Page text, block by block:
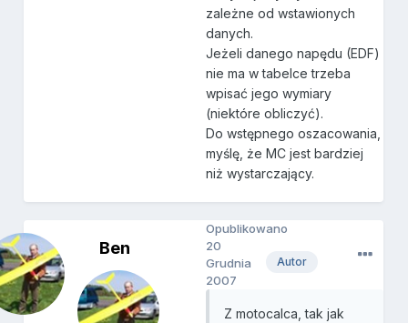
zależne od wstawionych
danych.
Jeżeli danego napędu (EDF)
nie ma w tabelce trzeba
wpisać jego wymiary
(niektóre obliczyć).
Do wstępnego oszacowania,
myślę, że MC jest bardziej
niż wystarczający.
Ben
Autor
Opublikowano
20
Grudnia
2007
Z motocalca, tak jak